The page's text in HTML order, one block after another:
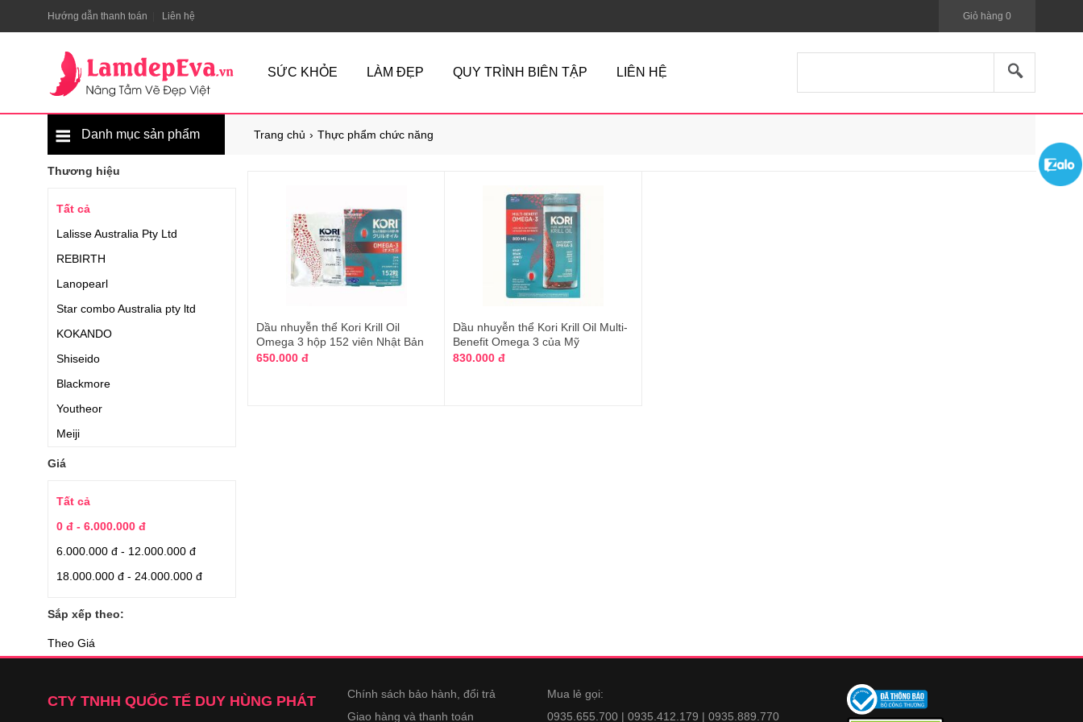
Hướng dẫn thanh toán Liên hệ Giỏ hàng 0
SỨC KHỎE LÀM ĐẸP QUY TRÌNH BIÊN TẬP LIÊN HỆ
Trang chủ Thực phẩm chức năng
Danh mục sản phẩm
Thương hiệu
Tất cả
Lalisse Australia Pty Ltd
REBIRTH
Lanopearl
Star combo Australia pty ltd
KOKANDO
Shiseido
Blackmore
Youtheor
Meiji
Jarrow Formulas
Applied Nutrition
Nature’s Bounty
Auhealth
Earthrise
Japan Algae
Quaker Oats
YuHan.Co
Giá
Tất cả
0 đ - 6.000.000 đ
6.000.000 đ - 12.000.000 đ
18.000.000 đ - 24.000.000 đ
Sắp xếp theo:
Theo Giá
Dầu nhuyễn thể Kori Krill Oil
Omega 3 hộp 152 viên Nhật Bản
650.000 đ
Dầu nhuyễn thể Kori Krill Oil Multi-
Benefit Omega 3 của Mỹ
830.000 đ
CTY TNHH QUỐC TẾ DUY HÙNG PHÁT
Chính sách bảo hành, đổi trả
Giao hàng và thanh toán
Mua lẻ gọi:
0935.655.700 | 0935.412.179 | 0935.889.770